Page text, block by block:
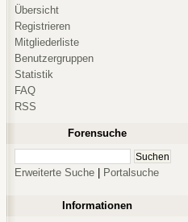
Übersicht
Registrieren
Mitgliederliste
Benutzergruppen
Statistik
FAQ
RSS
Forensuche
Erweiterte Suche Portalsuche
Informationen